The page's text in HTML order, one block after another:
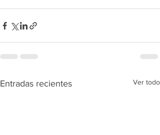
Entradas recientes Ver todo